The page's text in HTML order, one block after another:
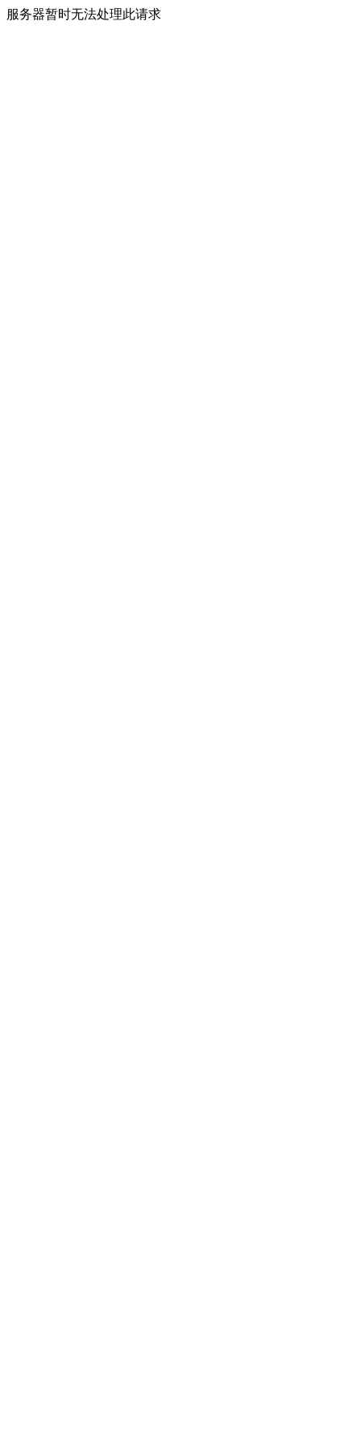
服务器暂时无法处理此请求